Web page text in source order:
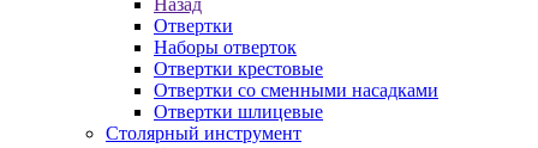
Назад
Отвертки
Наборы отверток
Отвертки крестовые
Отвертки со сменными насадками
Отвертки шлицевые
Столярный инструмент